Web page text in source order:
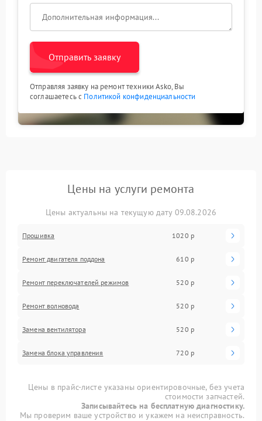
Отправить заявку
Отправляя заявку на ремонт техники Asko, Вы
соглашаетесь с Политикой конфиденциальности
Цены на услуги ремонта
Цены актуальны на текущую дату 09.08.2026
Прошивка 1020 р
Ремонт двигателя поддона 610 р
Ремонт переключателей режимов 520 р
Ремонт волновода 520 р
Замена вентилятора 520 р
Замена блока управления 720 р
Цены в прайс-листе указаны ориентировочные, без учета
стоимости запчастей.
Записывайтесь на бесплатную диагностику.
Мы проверим ваше устройство и укажем на неисправность.